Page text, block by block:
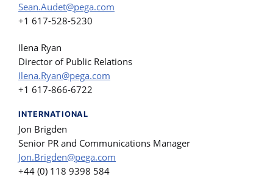
Sean.Audet@pega.com
+1 617-528-5230
Ilena Ryan
Director of Public Relations
Ilena.Ryan@pega.com
+1 617-866-6722
INTERNATIONAL
Jon Brigden
Senior PR and Communications Manager
Jon.Brigden@pega.com
+44 (0) 118 9398 584